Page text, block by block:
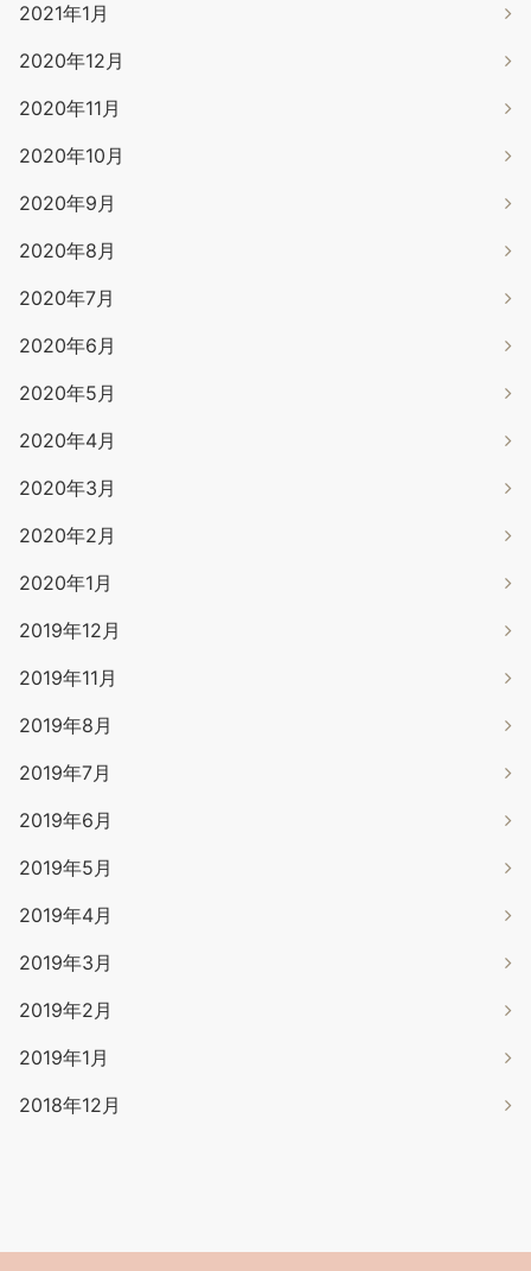
2021年1月
2020年12月
2020年11月
2020年10月
2020年9月
2020年8月
2020年7月
2020年6月
2020年5月
2020年4月
2020年3月
2020年2月
2020年1月
2019年12月
2019年11月
2019年8月
2019年7月
2019年6月
2019年5月
2019年4月
2019年3月
2019年2月
2019年1月
2018年12月